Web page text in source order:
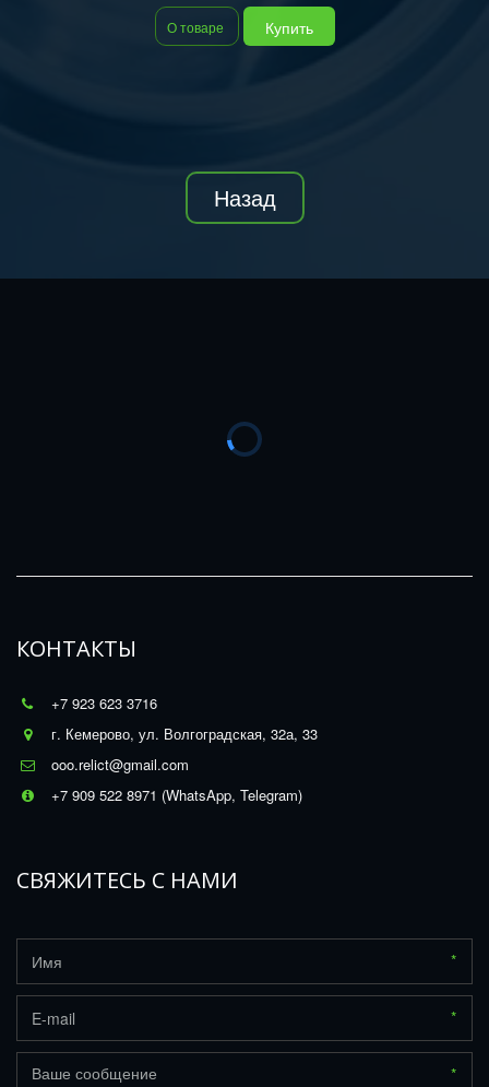
О товаре Купить
Назад
КОНТАКТЫ
+7 923 623 3716
г. Кемерово, ул. Волгоградская, 32а, 33
ooo.relict@gmail.com
+7 909 522 8971 (WhatsApp, Telegram)
СВЯЖИТЕСЬ С НАМИ
*
*
*